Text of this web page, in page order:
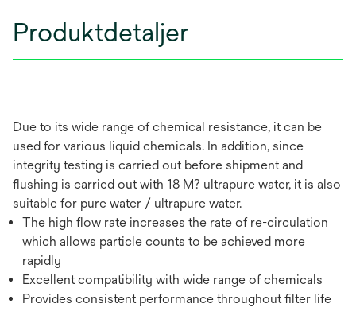
Produktdetaljer
Due to its wide range of chemical resistance, it can be
used for various liquid chemicals. In addition, since
integrity testing is carried out before shipment and
flushing is carried out with 18 M? ultrapure water, it is also
suitable for pure water / ultrapure water.
The high flow rate increases the rate of re-circulation
which allows particle counts to be achieved more
rapidly
Excellent compatibility with wide range of chemicals
Provides consistent performance throughout filter life